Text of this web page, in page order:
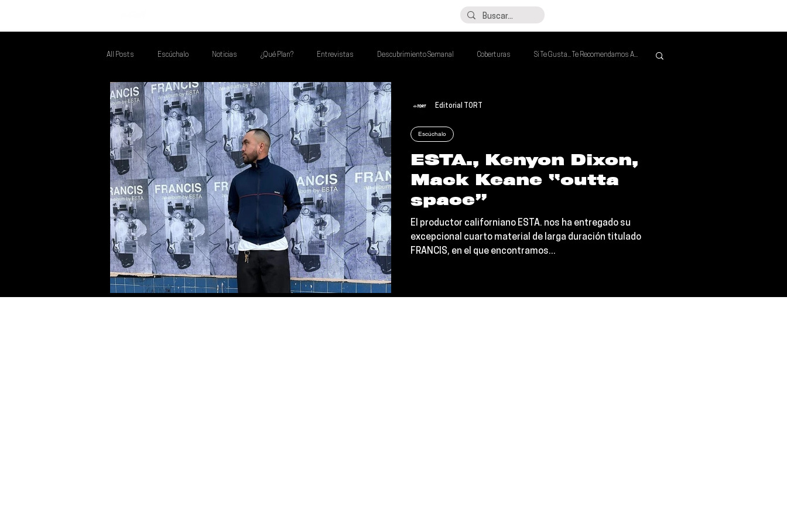
All Posts Escúchalo Noticias ¿Qué Plan? Entrevistas Descubrimiento Semanal Coberturas Si Te Gusta... Te Recomendamos A...
Talento Mexa Que Debes Escuchar Flash Round Imperdibles de la Semana Poder Latino Que Descubrir
Talento Mexa Semanal Álbumes de la Semana
ESTA., Kenyon Dixon,
Mack Keane “outta
space”
El productor californiano ESTA. nos ha entregado su
excepcional cuarto material de larga duración titulado
FRANCIS, en el que encontramos...
Escúchalo
Editorial TORT